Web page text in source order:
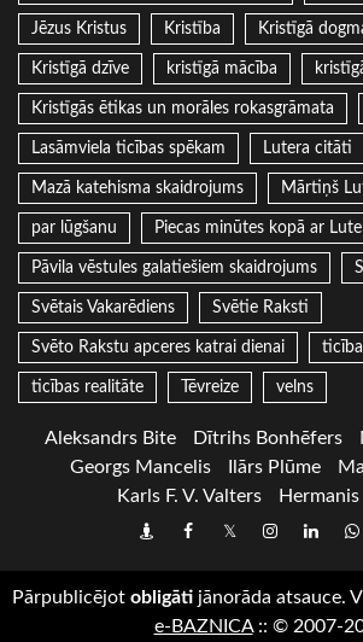
Jēzus Kristus Kristība Kristīgā
Kristīgā dzīve kristīgā mācība
Kristīgās ētikas un morāles rokasgrāmata
Lasāmviela ticības spēkam Lutera citāti
Mazā katehisma skaidrojums Mārtiņš
par lūgšanu Piecas minūtes kopā ar
Pāvila vēstules galatiešiem skaidrojums
Svētais Vakarēdiens Svētie Raksti
Svēto Rakstu apceres katrai dienai ticība
ticības realitāte Tēvreize velns
Aleksandrs Bite Dītrihs Bonhēfers
Georgs Mancelis
Ilārs Plūme
Karls F. V. Valters
Hermanis
DraugiemFacebook
TwitterInstagram
Pārpublicējot obligāti jānorāda atsauce.
e-BAZNICA:: © 2007-